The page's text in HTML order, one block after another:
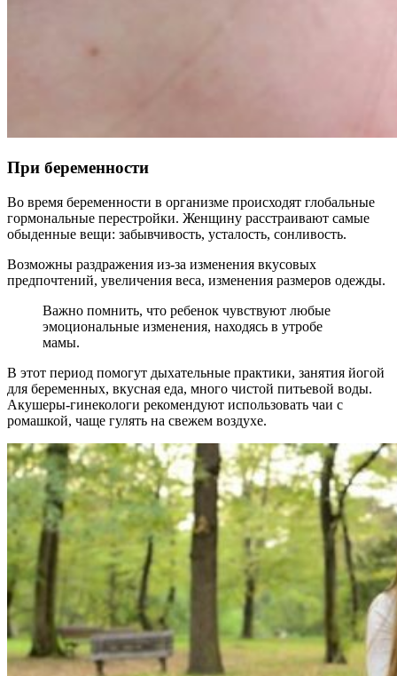
При беременности
Во время беременности в организме происходят глобальные
гормональные перестройки. Женщину расстраивают самые
обыденные вещи: забывчивость, усталость, сонливость.
Возможны раздражения из-за изменения вкусовых
предпочтений, увеличения веса, изменения размеров одежды.
Важно помнить, что ребенок чувствуют любые
эмоциональные изменения, находясь в утробе
мамы.
В этот период помогут дыхательные практики, занятия йогой
для беременных, вкусная еда, много чистой питьевой воды.
Акушеры-гинекологи рекомендуют использовать чаи с
ромашкой, чаще гулять на свежем воздухе.